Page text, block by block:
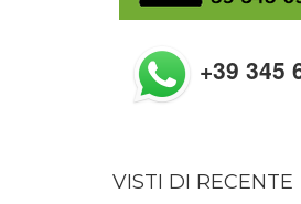
+39 345
VISTI DI RECENTE